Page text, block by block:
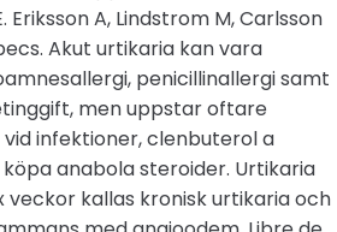
Eriksson A, Lindstrom M, Carlsson
Akut urtikaria kan vara
penicillinallergi samt
men uppstar oftare
infektioner, clenbuterol a
anabola steroider. Urtikaria
veckor kallas kronisk urtikaria och